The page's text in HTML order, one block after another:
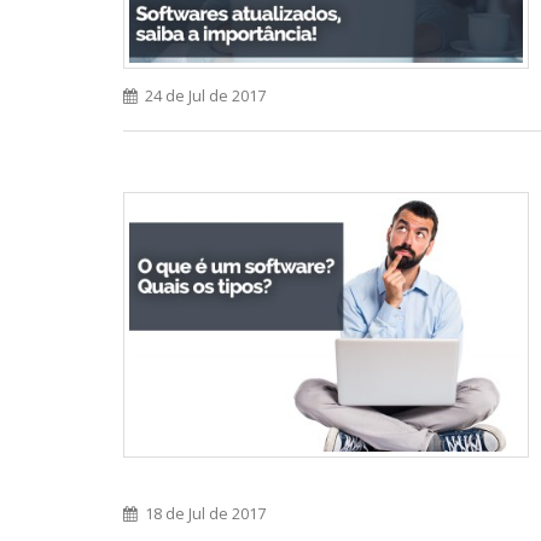
24 de Jul de 2017
18 de Jul de 2017